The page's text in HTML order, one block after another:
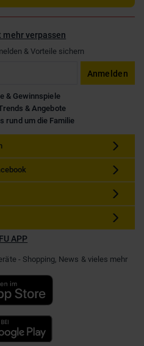
mehr verpassen
& Vorteile sichern
Anmelden
& Gewinnspiele
& Angebote
rund um die Familie
APP
- Shopping, News & vieles mehr